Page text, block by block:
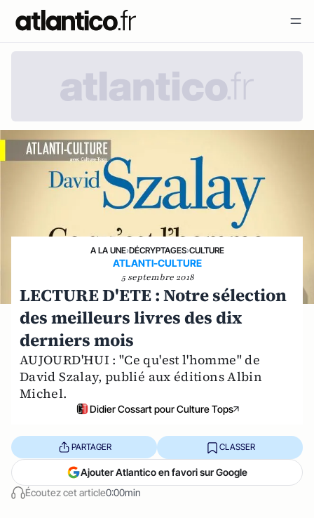
A LA UNE›DÉCRYPTAGES›CULTURE
ATLANTI-CULTURE
5 septembre 2018
LECTURE D'ETE : Notre sélection
des meilleurs livres des dix
derniers mois
AUJOURD'HUI : "Ce qu'est l'homme" de
David Szalay, publié aux éditions Albin
Michel.
Didier Cossart pour Culture Tops
Écoutez cet article0:00min
PARTAGER CLASSER
Ajouter Atlantico en favori sur Google